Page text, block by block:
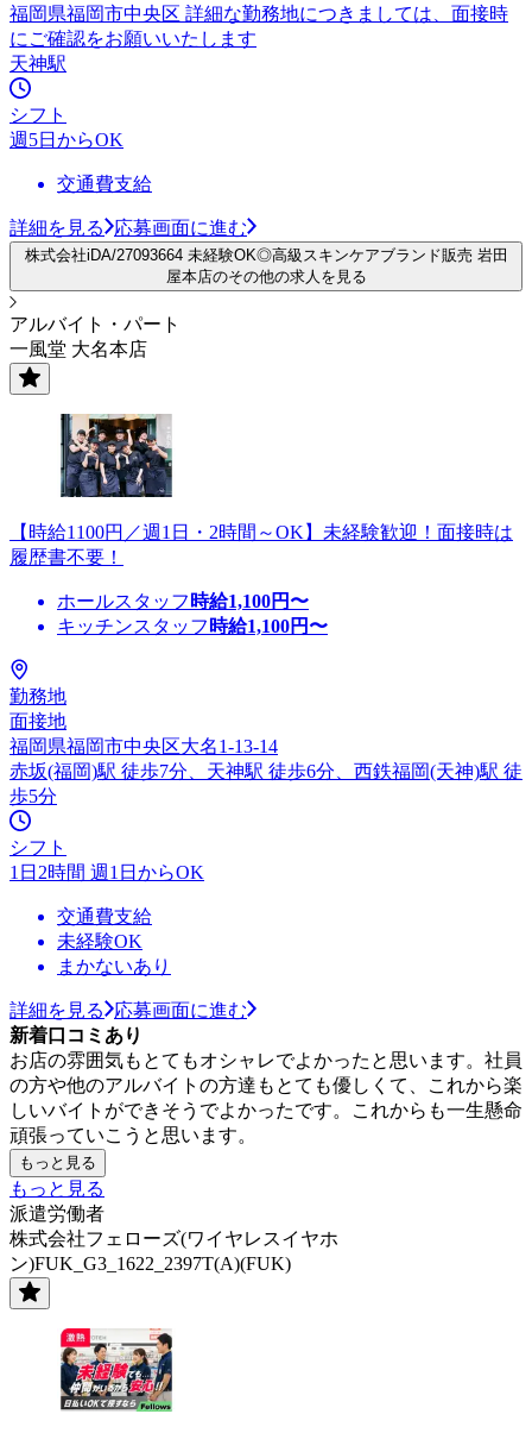
福岡県福岡市中央区 詳細な勤務地につきましては、面接時
にご確認をお願いいたします
天神駅
シフト
週5日からOK
交通費支給
詳細を見る 応募画面に進む
株式会社iDA/27093664 未経験OK◎高級スキンケアブランド販売 岩田
屋本店のその他の求人を見る
アルバイト・パート
一風堂 大名本店
【時給1100円／週1日・2時間～OK】未経験歓迎！面接時は
履歴書不要！
ホールスタッフ 時給1,100円〜
キッチンスタッフ 時給1,100円〜
勤務地
面接地
福岡県福岡市中央区大名1-13-14
赤坂(福岡)駅 徒歩7分、天神駅 徒歩6分、西鉄福岡(天神)駅 徒
歩5分
シフト
1日2時間 週1日からOK
交通費支給
未経験OK
まかないあり
詳細を見る
応募画面に進む
新着口コミあり
お店の雰囲気もとてもオシャレでよかったと思います。社員
の方や他のアルバイトの方達もとても優しくて、これから楽
しいバイトができそうでよかったです。これからも一生懸命
頑張っていこうと思います。
もっと見る
もっと見る
派遣労働者
株式会社フェローズ(ワイヤレスイヤホ
ン)FUK_G3_1622_2397T(A)(FUK)